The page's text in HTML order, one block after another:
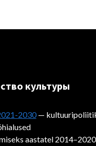
культуры
2030—
aastatel 2014–2020